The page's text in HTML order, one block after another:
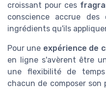
croissant pour ces
conscience accrue des
ingrédients qu'ils
Pour une expérience de
en ligne s'avèrent être
une flexibilité de
chacun de composer son